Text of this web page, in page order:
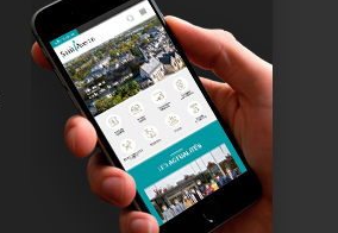
ABONNEMENT
NEWSLETTER
ST AV
EN LIGNE
PASSEPORT
CARTE D'IDENTITÉ
MENUS
RESTAURATION
SCOLAIRE